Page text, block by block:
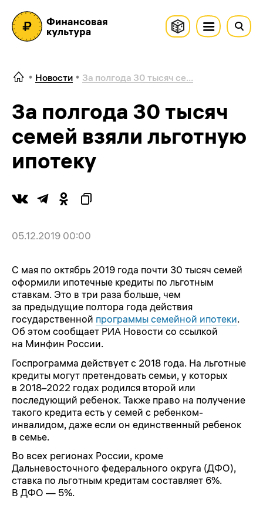
Новости За полгода 30 тысяч се...
За полгода 30 тысяч
семей взяли льготную
ипотеку
05.12.2019 00:00
С мая по октябрь 2019 года почти 30 тысяч семей
оформили ипотечные кредиты по льготным
ставкам. Это в три раза больше, чем
за предыдущие полтора года действия
государственной программы семейной ипотеки.
Об этом сообщает РИА Новости со ссылкой
на Минфин России.
Госпрограмма действует с 2018 года. На льготные
кредиты могут претендовать семьи, у которых
в 2018–2022 годах родился второй или
последующий ребенок. Также право на получение
такого кредита есть у семей с ребенком-
инвалидом, даже если он единственный ребенок
в семье.
Во всех регионах России, кроме
Дальневосточного федерального округа (ДФО),
ставка по льготным кредитам составляет 6%.
В ДФО — 5%.